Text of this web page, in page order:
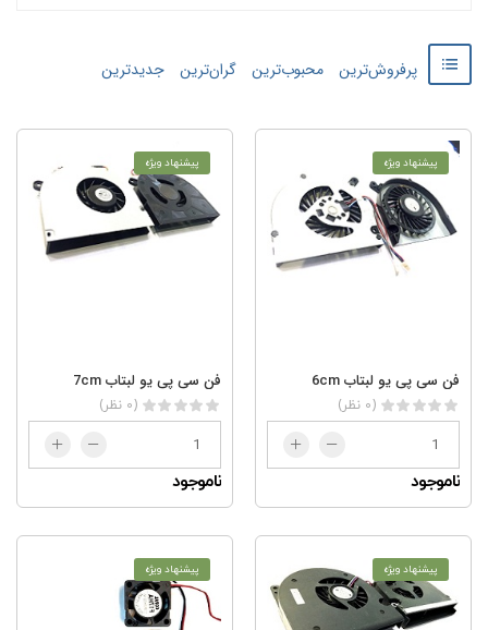
پرفروش‌ترین محبوب‌ترین گران‌ترین جدید‌‌ترین
پیشنهاد ویژه
فن سی پی یو لبتاب 6cm
(0 نظر)
ناموجود
پیشنهاد ویژه
فن سی پی یو لبتاب 7cm
(0 نظر)
ناموجود
پیشنهاد ویژه پیشنهاد ویژه